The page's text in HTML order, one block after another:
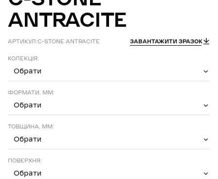
ANTRACITE
АРТИКУЛ:C-STONE ANTRACITE ЗАВАНТАЖИТИ ЗРАЗОК
КОЛЕКЦІЯ:
Обрати
ФОРМАТИ, ММ:
Обрати
ТОВЩИНА, ММ:
Обрати
ПОВЕРХНЯ:
Обрати